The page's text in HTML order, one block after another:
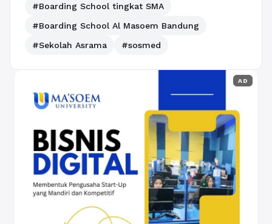
#Boarding School tingkat SMA
#Boarding School Al Masoem Bandung
#Sekolah Asrama
#sosmed
AD